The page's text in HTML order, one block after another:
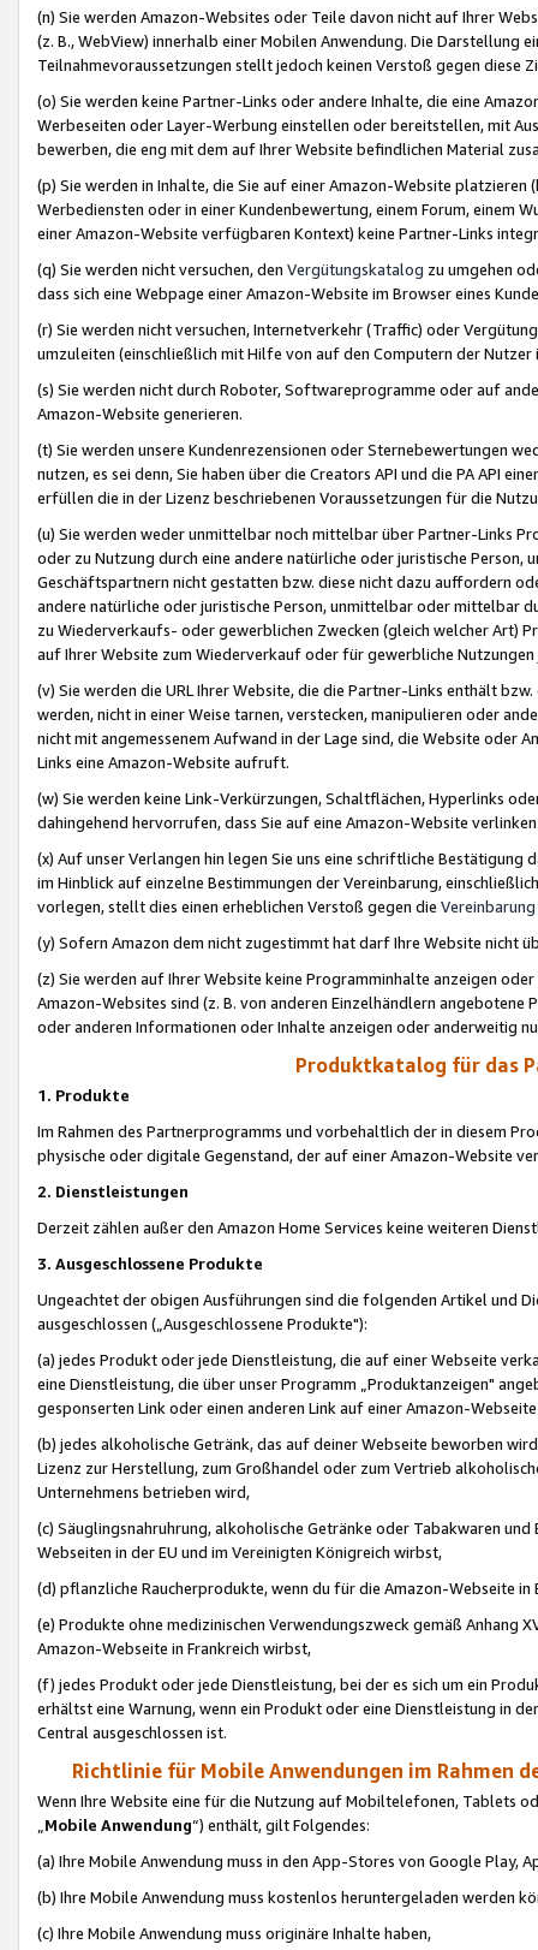
(n) Sie werden Amazon-Websites oder Teile davon nicht auf Ihrer
(z. B., WebView) innerhalb einer Mobilen Anwendung. Die Darstellung
Teilnahmevoraussetzungen stellt jedoch keinen Verstoß gegen diese
(o) Sie werden keine Partner-Links oder andere Inhalte, die eine
Werbeseiten oder Layer-Werbung einstellen oder bereitstellen, mit
bewerben, die eng mit dem auf Ihrer Website befindlichen Material
(p) Sie werden in Inhalte, die Sie auf einer Amazon-Website
Werbediensten oder in einer Kundenbewertung, einem Forum, einem
einer Amazon-Website verfügbaren Kontext) keine Partner-Links
(q) Sie werden nicht versuchen, den Vergütungskatalog zu umgehen
dass sich eine Webpage einer Amazon-Website im Browser eines
(r) Sie werden nicht versuchen, Internetverkehr (Traffic) oder
umzuleiten (einschließlich mit Hilfe von auf den Computern der
(s) Sie werden nicht durch Roboter, Softwareprogramme oder auf
Amazon-Website generieren.
(t) Sie werden unsere Kundenrezensionen oder Sternebewertungen
nutzen, es sei denn, Sie haben über die Creators API und die PA API
erfüllen die in der Lizenz beschriebenen Voraussetzungen für die
(u) Sie werden weder unmittelbar noch mittelbar über Partner-Links
oder zu Nutzung durch eine andere natürliche oder juristische
Geschäftspartnern nicht gestatten bzw. diese nicht dazu auffordern
andere natürliche oder juristische Person, unmittelbar oder mittelbar
zu Wiederverkaufs- oder gewerblichen Zwecken (gleich welcher Art)
auf Ihrer Website zum Wiederverkauf oder für gewerbliche
(v) Sie werden die URL Ihrer Website, die die Partner-Links enthält
werden, nicht in einer Weise tarnen, verstecken, manipulieren oder
nicht mit angemessenem Aufwand in der Lage sind, die Website oder
Links eine Amazon-Website aufruft.
(w) Sie werden keine Link-Verkürzungen, Schaltflächen, Hyperlinks
dahingehend hervorrufen, dass Sie auf eine Amazon-Website
(x) Auf unser Verlangen hin legen Sie uns eine schriftliche
im Hinblick auf einzelne Bestimmungen der Vereinbarung,
vorlegen, stellt dies einen erheblichen Verstoß gegen die Vereinbarung
(y) Sofern Amazon dem nicht zugestimmt hat darf Ihre Website nicht
(z) Sie werden auf Ihrer Website keine Programminhalte anzeigen
Amazon-Websites sind (z. B. von anderen Einzelhändlern
oder anderen Informationen oder Inhalte anzeigen oder anderweitig
Produktkatalog für das
1. Produkte
Im Rahmen des Partnerprogramms und vorbehaltlich der in diesem
physische oder digitale Gegenstand, der auf einer Amazon-Website
2. Dienstleistungen
Derzeit zählen außer den Amazon Home Services keine weiteren
3. Ausgeschlossene Produkte
Ungeachtet der obigen Ausführungen sind die folgenden Artikel und
ausgeschlossen („Ausgeschlossene Produkte"):
(a) jedes Produkt oder jede Dienstleistung, die auf einer Webseite
eine Dienstleistung, die über unser Programm „Produktanzeigen"
gesponserten Link oder einen anderen Link auf einer Amazon-
(b) jedes alkoholische Getränk, das auf deiner Webseite beworben
Lizenz zur Herstellung, zum Großhandel oder zum Vertrieb
Unternehmens betrieben wird,
(c) Säuglingsnahruhrung, alkoholische Getränke oder Tabakwaren
Webseiten in der EU und im Vereinigten Königreich wirbst,
(d) pflanzliche Raucherprodukte, wenn du für die Amazon-Webseite in
(e) Produkte ohne medizinischen Verwendungszweck gemäß Anhang
Amazon-Webseite in Frankreich wirbst,
(f) jedes Produkt oder jede Dienstleistung, bei der es sich um ein
erhältst eine Warnung, wenn ein Produkt oder eine Dienstleistung in
Central ausgeschlossen ist.
Richtlinie für Mobile Anwendungen im Rahmen
Wenn Ihre Website eine für die Nutzung auf Mobiltelefonen, Tablets
„Mobile Anwendung“) enthält, gilt Folgendes:
(a) Ihre Mobile Anwendung muss in den App-Stores von Google Play,
(b) Ihre Mobile Anwendung muss kostenlos heruntergeladen werden
(c) Ihre Mobile Anwendung muss originäre Inhalte haben,